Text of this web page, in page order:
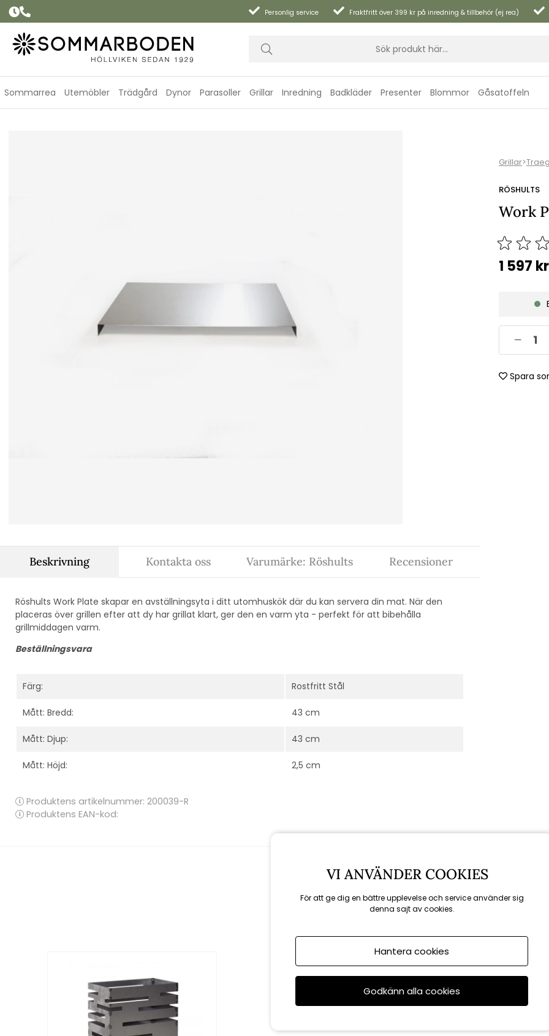
Personlig service Fraktfritt över 399 kr på inredning & tillbehör (ej rea)
Sommarrea Utemöbler Trädgård Dynor Parasoller Grillar Inredning Badkläder Presenter Blommor Gåsatoffeln
Grillar>
RÖSHULTS
Work
1 597 kr
Spara
Beskrivning
Röshults Work Plate skapar en avställningsyta i ditt utomhuskök där du kan servera din mat. När den
placeras över grillen efter att dy har grillat klart, ger den en varm yta - perfekt för att bibehålla
grillmiddagen varm.
Beställningsvara
Färg: Rostfritt Stål
Mått: Bredd: 43 cm
Mått: Djup: 43 cm
Mått: Höjd: 2,5 cm
Produktens artikelnummer: 200039-R
Produktens EAN-kod:
Kontakta oss Varumärke: Röshults Recensioner
VI ANVÄNDER COOKIES
För att ge dig en bättre upplevelse och service använder sig
denna sajt av cookies.
Hantera cookies
Godkänn alla cookies